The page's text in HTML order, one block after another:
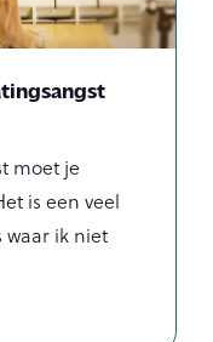
moet je
is een veel
waar ik niet